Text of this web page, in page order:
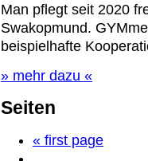
Man pflegt seit 2020
Swakopmund.
beispielhafte
» mehr dazu «
Seiten
« first page